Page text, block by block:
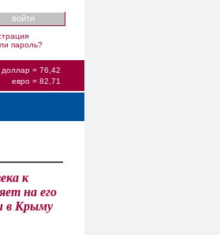
пароль?
доллар = 76,42
евро = 82,71
к
на его
в Крыму